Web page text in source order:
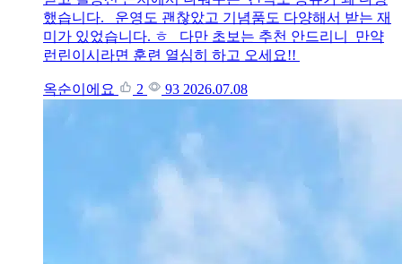
했습니다. 운영도 괜찮았고 기념품도 다양해서 받는 재
미가 있었습니다. ㅎ 다만 초보는 추천 안드리니 만약
런린이시라면 훈련 열심히 하고 오세요!!
옥순이에요 2 93 2026.07.08